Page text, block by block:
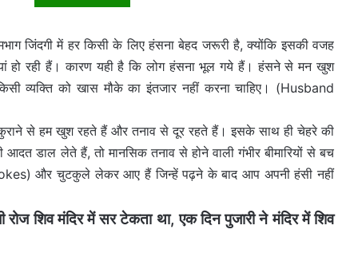
जिंदगी में हर किसी के लिए हंसना बेहद जरूरी है, क्योंकि इसकी वजह
हो रही हैं। कारण यही है कि लोग हंसना भूल गये हैं। हंसने से मन खुश
व्यक्ति को खास मौके का इंतजार नहीं करना चाहिए। (Husband
से हम खुश रहते हैं और तनाव से दूर रहते हैं। इसके साथ ही चेहरे की
डाल लेते हैं, तो मानसिक तनाव से होने वाली गंभीर बीमारियों से बच
और चुटकुले लेकर आए हैं जिन्हें पढ़ने के बाद आप अपनी हंसी नहीं
शिव मंदिर में सर टेकता था, एक दिन पुजारी ने मंदिर में शिव